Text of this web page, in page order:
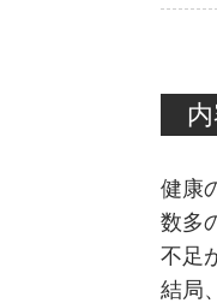
健康
数多
不足
結局